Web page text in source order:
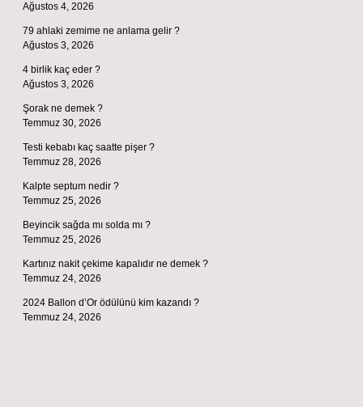
Ağustos 4, 2026
79 ahlaki zemime ne anlama gelir ?
Ağustos 3, 2026
4 birlik kaç eder ?
Ağustos 3, 2026
Şorak ne demek ?
Temmuz 30, 2026
Testi kebabı kaç saatte pişer ?
Temmuz 28, 2026
Kalpte septum nedir ?
Temmuz 25, 2026
Beyincik sağda mı solda mı ?
Temmuz 25, 2026
Kartınız nakit çekime kapalıdır ne demek ?
Temmuz 24, 2026
2024 Ballon d’Or ödülünü kim kazandı ?
Temmuz 24, 2026